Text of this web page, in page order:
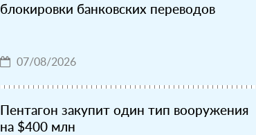
блокировки банковских переводов
07/08/2026
Пентагон закупит один тип вооружения
на $400 млн